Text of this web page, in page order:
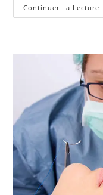
Continuer La Lecture